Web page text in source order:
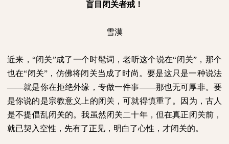
盲目闭关者戒！
雪漠
近来，“闭关”成了一个时髦词，老听这个说在“闭关”，那个
也在“闭关”，仿佛将闭关当成了时尚。要是这只是一种说法
――就是你在拒绝外缘，专做一件事――那也无可厚非。要
是你说的是宗教意义上的闭关，可就得慎重了。因为，古人
是不提倡乱闭关的。我虽然闭关二十年，但在真正闭关前，
就已契入空性，先有了正见，明白了心性，才闭关的。